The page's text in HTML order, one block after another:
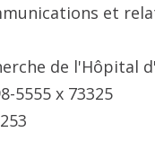
et
de l'Hôpital
5555 x 73325